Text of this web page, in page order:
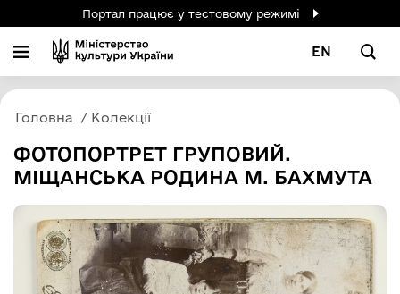
Портал працює у тестовому режимі
EN
Головна Колекції
ФОТОПОРТРЕТ ГРУПОВИЙ.
МІЩАНСЬКА РОДИНА М. БАХМУТА